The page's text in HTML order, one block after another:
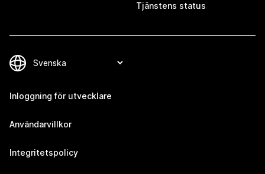
Tjänstens status
Inloggning för utvecklare
Användarvillkor
Integritetspolicy